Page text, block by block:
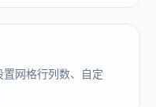
置网格行列数、自定